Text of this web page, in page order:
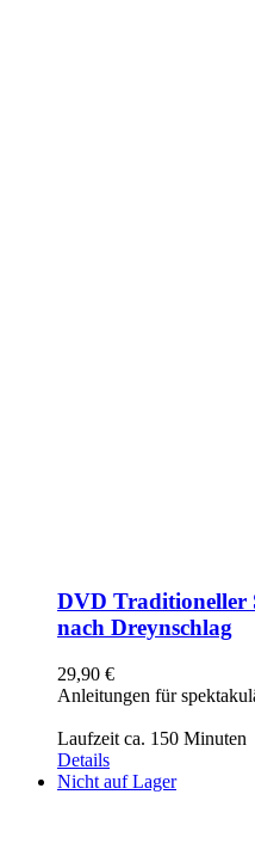
DVD Traditioneller
nach Dreynschlag
29,90 €
Anleitungen für
Laufzeit ca. 150 Minuten
Details
Nicht auf Lager